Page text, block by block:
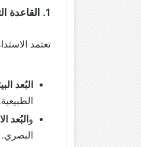
1. القاعدة الثلاثية للاستدامة (Triple Bottom Line)
تعتمد
البُعد
و البُعد
البصري.